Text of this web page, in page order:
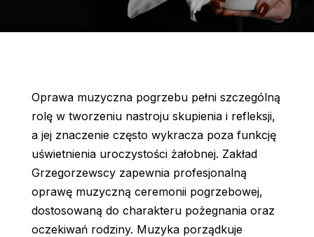
Oprawa muzyczna pogrzebu pełni szczególną
rolę w tworzeniu nastroju skupienia i refleksji,
a jej znaczenie często wykracza poza funkcję
uświetnienia uroczystości żałobnej. Zakład
Grzegorzewscy zapewnia profesjonalną
oprawę muzyczną ceremonii pogrzebowej,
dostosowaną do charakteru pożegnania oraz
oczekiwań rodziny. Muzyka porządkuje